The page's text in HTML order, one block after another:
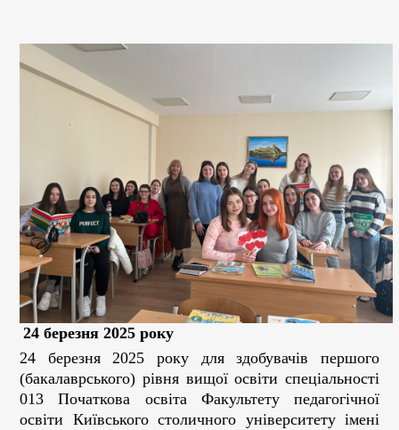
24 березня 2025 року
24 березня 2025 року для здобувачів першого
(бакалаврського) рівня вищої освіти спеціальності
013 Початкова освіта Факультету педагогічної
освіти Київського столичного університету імені